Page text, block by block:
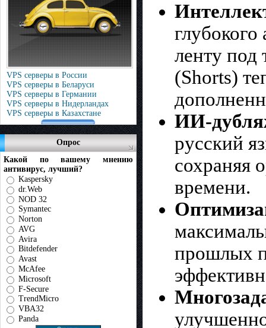
VPS серверы в России
VPS серверы в Беларуси
VPS серверы в Германии
VPS серверы в Нидерландах
VPS серверы в Казахстане
Опрос
Какой по вашему мнению
антивирус, лучший?
Kaspersky
dr.Web
NOD 32
Symantec
Norton
AVG
Avira
Bitdefender
Avast
McAfee
Microsoft
F-Secure
TrendMicro
VBA32
Panda
ленту под
(Shorts)
ИИ-
русский
сохраняя
времени.
прошлых